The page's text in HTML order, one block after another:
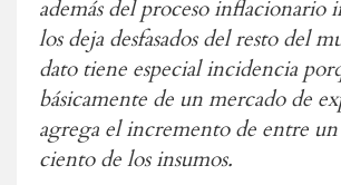
además del proceso inflacionario
los deja desfasados del resto del
dato tiene especial incidencia
básicamente de un mercado de
agrega el incremento de entre
ciento de los insumos.